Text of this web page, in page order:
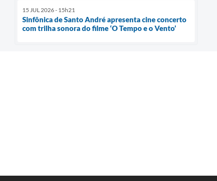
15 JUL 2026 - 15h21
Sinfônica de Santo André apresenta cine concerto
com trilha sonora do filme ‘O Tempo e o Vento’